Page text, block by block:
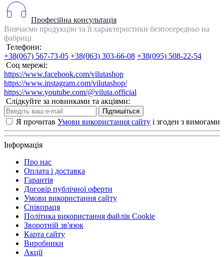
Професійна консультація
Вивчаємо продукцію та її характеристики безпосередньо на
фабриці
Телефони:
+38(067) 567-73-05 +38(063) 303-66-08 +38(095) 508-22-54
Соц мережі:
https://www.facebook.com/vilutashop
https://www.instagram.com/vilutashop/
https://www.youtube.com/@viluta.official
Слідкуйте за новинками та акціями:
Підпишіться
Я прочитав Умови використання сайту і згоден з вимогами
Інформація
Про нас
Оплата і доставка
Гарантія
Договір публічної оферти
Умови використання сайту
Співпраця
Політика використання файлів Cookie
Зворотній зв'язок
Карта сайту
Виробники
Акції